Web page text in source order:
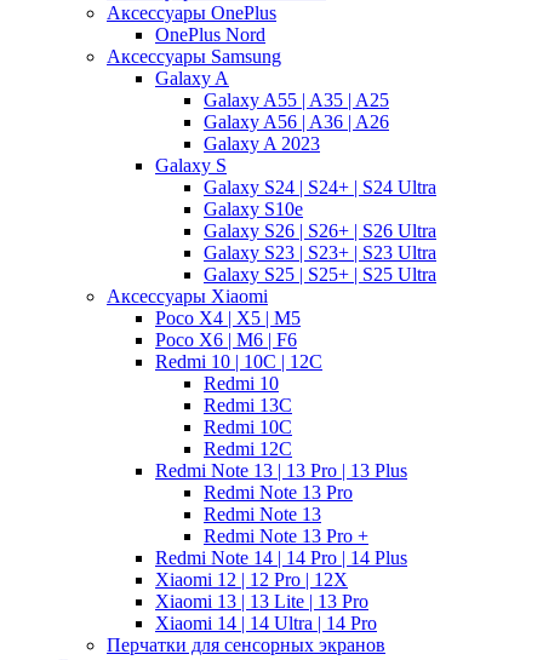
Аксессуары OnePlus
OnePlus Nord
Аксессуары Samsung
Galaxy A
Galaxy A55 | A35 | A25
Galaxy A56 | A36 | A26
Galaxy A 2023
Galaxy S
Galaxy S24 | S24+ | S24 Ultra
Galaxy S10e
Galaxy S26 | S26+ | S26 Ultra
Galaxy S23 | S23+ | S23 Ultra
Galaxy S25 | S25+ | S25 Ultra
Аксессуары Xiaomi
Poco X4 | X5 | M5
Poco X6 | M6 | F6
Redmi 10 | 10C | 12C
Redmi 10
Redmi 13C
Redmi 10C
Redmi 12C
Redmi Note 13 | 13 Pro | 13 Plus
Redmi Note 13 Pro
Redmi Note 13
Redmi Note 13 Pro +
Redmi Note 14 | 14 Pro | 14 Plus
Xiaomi 12 | 12 Pro | 12X
Xiaomi 13 | 13 Lite | 13 Pro
Xiaomi 14 | 14 Ultra | 14 Pro
Перчатки для сенсорных экранов